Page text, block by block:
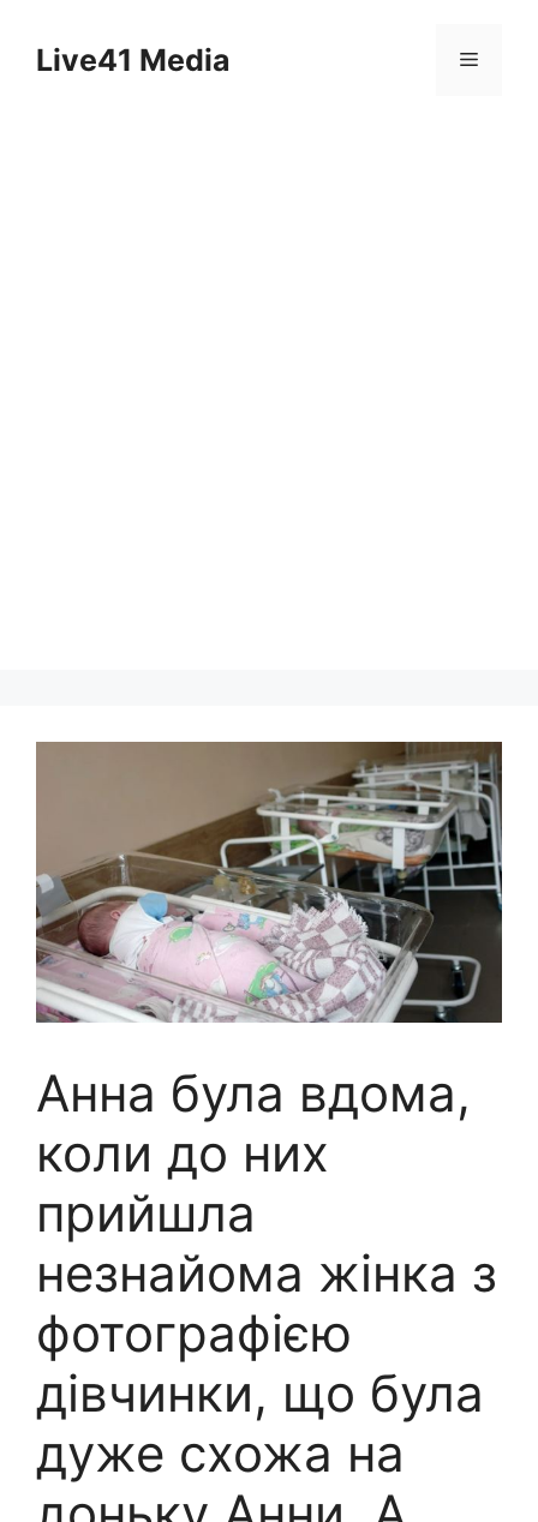
contentLive41 Media Menu
Анна була вдома,
коли до них
прийшла
незнайома жінка з
фотографією
дівчинки, що була
дуже схожа на